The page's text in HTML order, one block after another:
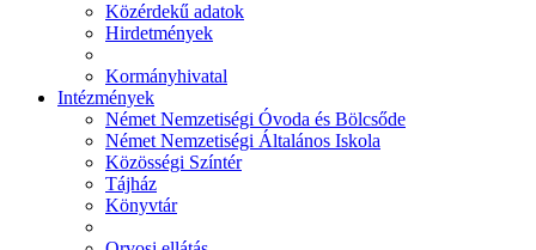
Közérdekű adatok
Hirdetmények
Kormányhivatal
Intézmények
Német Nemzetiségi Óvoda és Bölcsőde
Német Nemzetiségi Általános Iskola
Közösségi Színtér
Tájház
Könyvtár